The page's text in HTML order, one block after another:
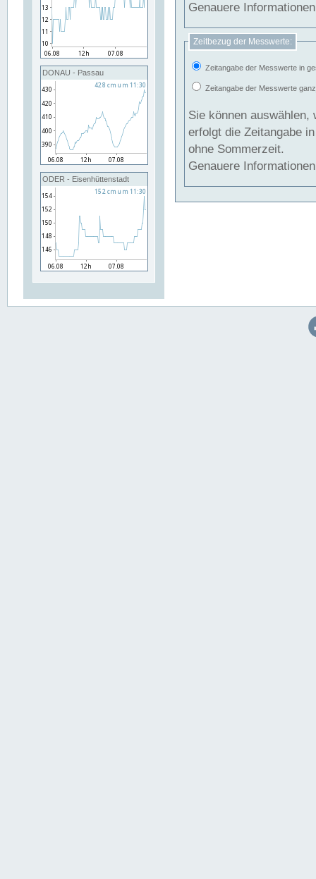
DONAU - Passau
ODER - Eisenhüttenstadt
Genauere
Zeitbezug der Messwerte:
Zeitangabe der Messwerte in
Zeitangabe der Messwerte
Sie können auswählen,
erfolgt die Zeitangabe
ohne Sommerzeit.
Genauere